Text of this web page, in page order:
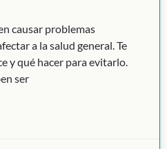
causar problemas
a la salud general. Te
y qué hacer para evitarlo.
ser